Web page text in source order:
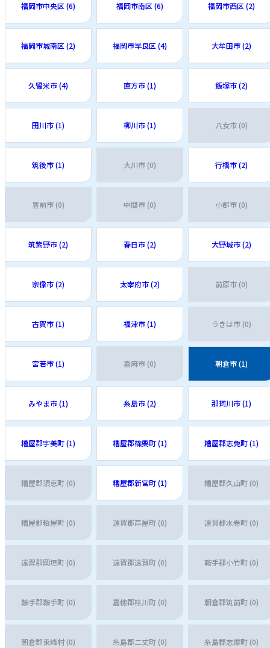
福岡市中央区 (6) 福岡市南区 (6) 福岡市西区 (2)
福岡市城南区 (2) 福岡市早良区 (4) 大牟田市 (2)
久留米市 (4) 直方市 (1) 飯塚市 (2)
田川市 (1) 柳川市 (1) 八女市 (0)
筑後市 (1) 大川市 (0) 行橋市 (2)
豊前市 (0) 中間市 (0) 小郡市 (0)
筑紫野市 (2) 春日市 (2) 大野城市 (2)
宗像市 (2) 太宰府市 (2) 前原市 (0)
古賀市 (1) 福津市 (1) うきは市 (0)
宮若市 (1) 嘉麻市 (0) 朝倉市 (1)
みやま市 (1) 糸島市 (2) 那珂川市 (1)
糟屋郡宇美町 (1) 糟屋郡篠栗町 (1) 糟屋郡志免町 (1)
糟屋郡須恵町 (0) 糟屋郡新宮町 (1) 糟屋郡久山町 (0)
糟屋郡粕屋町 (0) 遠賀郡芦屋町 (0) 遠賀郡水巻町 (0)
遠賀郡岡垣町 (0) 遠賀郡遠賀町 (0) 鞍手郡小竹町 (0)
鞍手郡鞍手町 (0) 嘉穂郡桂川町 (0) 朝倉郡筑前町 (0)
朝倉郡東峰村 (0) 糸島郡二丈町 (0) 糸島郡志摩町 (0)